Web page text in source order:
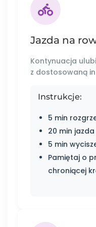
Jazda na
Kontynuacja
z dostosowaną
Instrukcje:
5 min
20 min
5 min
Pamiętaj o
chroniącej